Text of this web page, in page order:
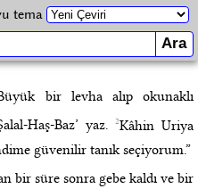
tema
bir levha alıp okunaklı
Haş-Baz’ yaz.2Kâhin Uriya
güvenilir tanık seçiyorum.”
bir süre sonra gebe kaldı ve bir